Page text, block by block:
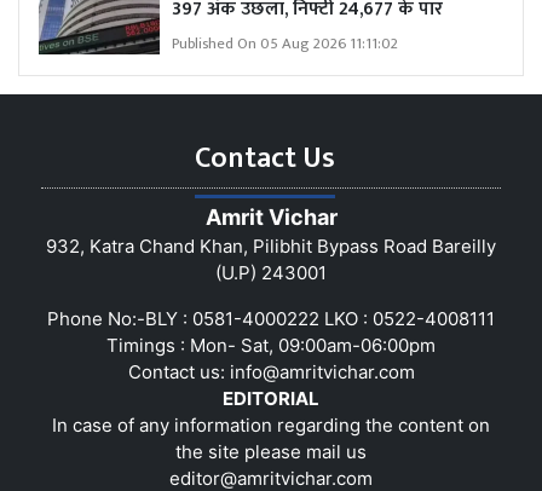
397 अंक उछला, निफ्टी 24,677 के पार
Published On 05 Aug 2026 11:11:02
Contact Us
Amrit Vichar
932, Katra Chand Khan, Pilibhit Bypass Road Bareilly
(U.P) 243001
Phone No:-BLY : 0581-4000222 LKO : 0522-4008111
Timings : Mon- Sat, 09:00am-06:00pm
Contact us: info@amritvichar.com
EDITORIAL
In case of any information regarding the content on
the site please mail us
editor@amritvichar.com